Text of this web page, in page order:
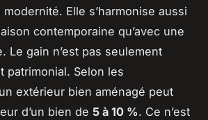
modernité. Elle s’harmonise aussi
contemporaine qu’avec une
Le gain n’est pas seulement
patrimonial. Selon les
extérieur bien aménagé peut
d’un bien de 5 à 10 %. Ce n’est